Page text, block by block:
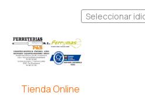
Seleccionar
Tienda Online